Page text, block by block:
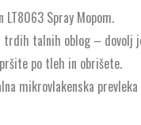
Spray Mopom.
talnih oblog – dovolj
po tleh in obrišete.
mikrovlakenska